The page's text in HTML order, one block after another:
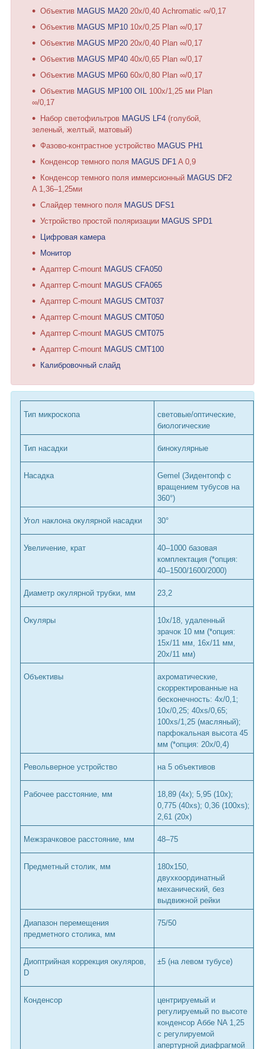
Объектив MAGUS MA20 20х/0,40 Achromatic ∞/0,17
Объектив MAGUS MP10 10х/0,25 Plan ∞/0,17
Объектив MAGUS MP20 20х/0,40 Plan ∞/0,17
Объектив MAGUS MP40 40х/0,65 Plan ∞/0,17
Объектив MAGUS MP60 60х/0,80 Plan ∞/0,17
Объектив MAGUS MP100 OIL
100х/1,25 ми Plan
∞/0,17
Набор светофильтров MAGUS LF4 (голубой,
зеленый, желтый, матовый)
Фазово-контрастное устройство MAGUS PH1
Конденсор темного поля MAGUS DF1 A 0,9
Конденсор темного поля иммерсионный MAGUS DF2
A 1,36–1,25ми
Слайдер темного поля MAGUS DFS1
Устройство простой поляризации MAGUS SPD1
Цифровая камера
Монитор
Адаптер C-mount MAGUS CFA050
Адаптер C-mount MAGUS CFA065
Адаптер C-mount MAGUS CMT037
Адаптер C-mount MAGUS CMT050
Адаптер C-mount MAGUS CMT075
Адаптер C-mount MAGUS CMT100
Калибровочный слайд
Тип микроскопа
световые/оптические,
биологические
Тип насадки бинокулярные
Насадка
Gemel (Зидентопф с
вращением тубусов на
360°)
Угол наклона окулярной насадки 30°
Увеличение, крат
40–1000 базовая
комплектация (*опция:
40–1500/1600/2000)
Диаметр окулярной трубки, мм 23,2
Окуляры
10х/18, удаленный
зрачок 10 мм (*опция:
15x/11 мм, 16x/11 мм,
20x/11 мм)
Объективы
ахроматические,
скорректированные на
бесконечность: 4x/0,1;
10x/0,25; 40xs/0,65;
100xs/1,25 (масляный);
парфокальная высота 45
мм (*опция: 20x/0,4)
Револьверное устройство на 5 объективов
Рабочее расстояние, мм
18,89 (4x); 5,95 (10x);
0,775 (40xs); 0,36 (100xs);
2,61 (20х)
Межзрачковое расстояние, мм 48–75
Предметный столик, мм
180x150,
двухкоординатный
механический, без
выдвижной рейки
Диапазон перемещения
предметного столика, мм
75/50
Диоптрийная коррекция окуляров,
D
±5 (на левом тубусе)
Конденсор
центрируемый и
регулируемый по высоте
конденсор Аббе NA 1,25
с регулируемой
апертурной диафрагмой